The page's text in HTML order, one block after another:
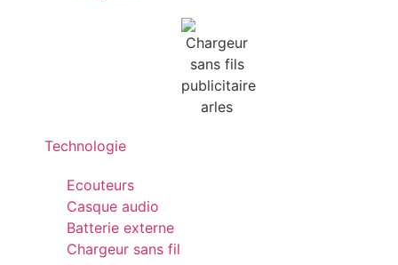
Technologie
Ecouteurs
Casque audio
Batterie externe
Chargeur sans fil